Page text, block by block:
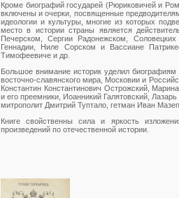
Кроме биографий государей (Рюриковичей и
включены и очерки, посвященные
идеологии и культуры, многие из которых
место в истории страны является
Печерском, Сергии Радонежском,
Геннадии, Ниле Сорском и Вассиане
Тимофеевиче и др.
Большое внимание историк уделил биографиям
восточно-славянского мира, Московии и
Константин Константинович Острожский,
и его преемники, Иоанникий Галятовский,
митрополит Дмитрий Туптало, гетман Иван
Книге свойственны сила и яркость
произведений по отечественной истории.